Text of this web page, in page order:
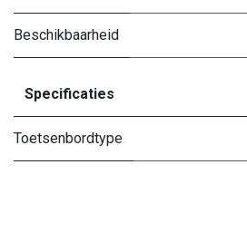
Beschikbaarheid
Specificaties
Toetsenbordtype